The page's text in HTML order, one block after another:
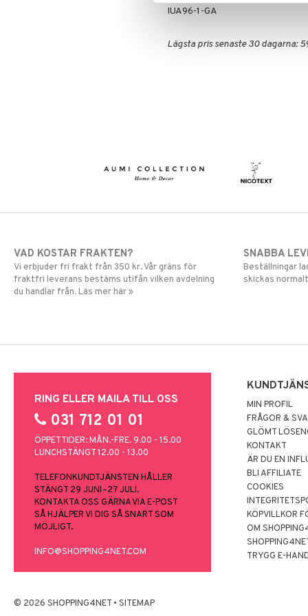
IUA96-1-GA
Lägsta pris senaste 30 dagarna:
VAD KOSTAR FRAKTEN?
Vi erbjuder fri frakt från 350 kr. Vår gräns för
fraktfri leverans bestäms utifån vilken avdelning
du handlar från. Läs mer här »
SNABBA
Beställningar
skickas
RING ELLER MAILA TILL OSS
031 712 01 01
ÖPPETTIDER: MÅN.-FRE. 9.00 - 15.00
LUNCHSTÄNGT 12.00 - 13.00
TELEFONKUNDTJÄNSTEN HÅLLER
STÄNGT 29 JUNI–27 JULI.
KONTAKTA OSS GÄRNA VIA E-POST
SÅ HJÄLPER VI DIG SÅ SNART SOM
MÖJLIGT.
INFO@SHOPPING4NET.COM
MIN PROFIL
FRÅGOR &
GLÖMT
KONTAKT
ÄR DU EN
BLI AFFILIATE
COOKIES
KÖPVILLKOR
OM
TRYGG E-
© 2026 SHOPPING4NET • SITEMAP